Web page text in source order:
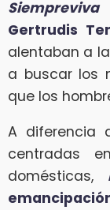
Siempreviva
Gertrudis
alentaban a
a buscar los
que los
A diferencia
centradas
domésticas,